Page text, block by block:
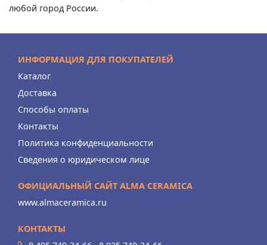
любой город России.
ИНФОРМАЦИЯ ДЛЯ ПОКУПАТЕЛЕЙ
Каталог
Доставка
Способы оплаты
Контакты
Политика конфиденциальности
Сведения о юридическом лице
ОФИЦИАЛЬНЫЙ САЙТ ALMA CERAMICA
www.almaceramica.ru
КОНТАКТЫ